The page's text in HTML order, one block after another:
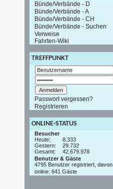
Bünde/Verbände - D
Bünde/Verbände - A
Bünde/Verbände - CH
Bünde/Verbände - Suchen
Verweise
Fahrten-Wiki
TREFFPUNKT
Passwort vergessen?
Registrieren
ONLINE-STATUS
Besucher
Heute:
8.333
Gestern:
29.732
Gesamt:
42.679.978
Benutzer & Gäste
4795 Benutzer registriert, davon
online: 641 Gäste